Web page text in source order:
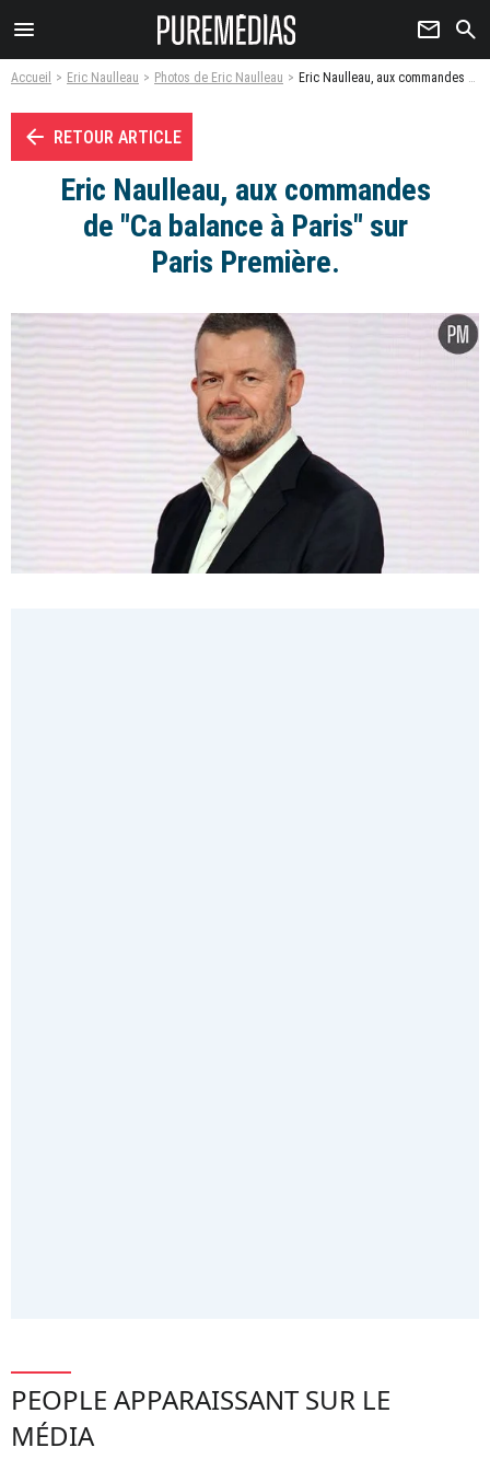
menu newsletter search
Accueil Eric Naulleau Photos de Eric Naulleau Eric Naulleau, aux commandes de "Ca balance à Paris" sur Paris Première. - Photo
arrow_left RETOUR ARTICLE
Eric Naulleau, aux commandes
de "Ca balance à Paris" sur
Paris Première.
PEOPLE APPARAISSANT SUR LE
MÉDIA